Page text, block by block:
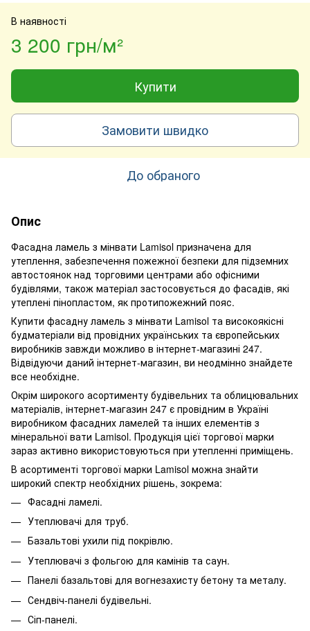
В наявності
3 200 грн/м²
Купити
Замовити швидко
До обраного
Опис
Фасадна ламель з мінвати Lamisol призначена для
утеплення, забезпечення пожежної безпеки для підземних
автостоянок над торговими центрами або офісними
будівлями, також матеріал застосовується до фасадів, які
утеплені пінопластом, як протипожежний пояс.
Купити фасадну ламель з мінвати Lamisol та високоякісні
будматеріали від провідних українських та європейських
виробників завжди можливо в інтернет-магазині 247.
Відвідуючи даний інтернет-магазин, ви неодмінно знайдете
все необхідне.
Окрім широкого асортименту будівельних та облицювальних
матеріалів, інтернет-магазин 247 є провідним в Україні
виробником фасадних ламелей та інших елементів з
мінеральної вати Lamisol. Продукція цієї торгової марки
зараз активно використовуються при утепленні приміщень.
В асортименті торгової марки Lamisol можна знайти
широкий спектр необхідних рішень, зокрема:
Фасадні ламелі.
Утеплювачі для труб.
Базальтові ухили під покрівлю.
Утеплювачі з фольгою для камінів та саун.
Панелі базальтові для вогнезахисту бетону та металу.
Сендвіч-панелі будівельні.
Сіп-панелі.